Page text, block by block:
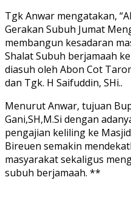
Tgk Anwar mengatakan,
Gerakan Subuh Jumat
membangun kesadaran
Shalat Subuh berjamaah
diasuh oleh Abon Cot
dan Tgk. H Saifuddin, SHi..
Menurut Anwar, tujuan
Gani,SH,M.Si dengan
pengajian keliling ke
Bireuen semakin
masyarakat sekaligus
subuh berjamaah. **